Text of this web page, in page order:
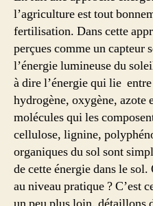
l’agriculture est tout
fertilisation. Dans cette
perçues comme un capteur
l’énergie lumineuse du
à dire l’énergie qui lie
hydrogène, oxygène, azote
molécules qui les
cellulose, lignine,
organiques du sol sont
de cette énergie dans le sol.
au niveau pratique ? C’est